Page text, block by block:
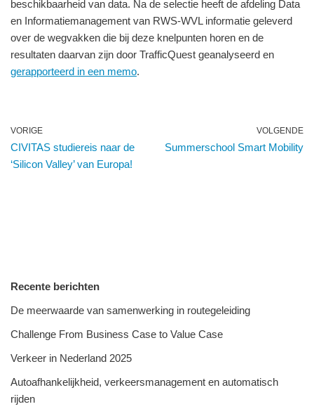
beschikbaarheid van data. Na de selectie heeft de afdeling Data
en Informatiemanagement van RWS-WVL informatie geleverd
over de wegvakken die bij deze knelpunten horen en de
resultaten daarvan zijn door TrafficQuest geanalyseerd en
gerapporteerd in een memo.
VORIGE
CIVITAS studiereis naar de
‘Silicon Valley’ van Europa!
VOLGENDE
Summerschool Smart Mobility
Recente berichten
De meerwaarde van samenwerking in routegeleiding
Challenge From Business Case to Value Case
Verkeer in Nederland 2025
Autoafhankelijkheid, verkeersmanagement en automatisch
rijden